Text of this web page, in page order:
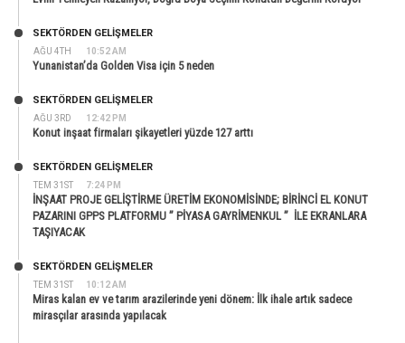
AĞU 4TH 10:52 AM
SEKTÖRDEN GELIŞMELER
Yunanistan’da Golden Visa için 5 neden
AĞU 3RD 12:42 PM
SEKTÖRDEN GELIŞMELER
Konut inşaat firmaları şikayetleri yüzde 127 arttı
TEM 31ST 7:24 PM
SEKTÖRDEN GELIŞMELER
İNŞAAT PROJE GELİŞTİRME ÜRETİM EKONOMİSİNDE; BİRİNCİ EL KONUT
PAZARINI GPPS PLATFORMU ” PİYASA GAYRİMENKUL ” İLE EKRANLARA
TAŞIYACAK
TEM 31ST 10:12 AM
SEKTÖRDEN GELIŞMELER
Miras kalan ev ve tarım arazilerinde yeni dönem: İlk ihale artık sadece
mirasçılar arasında yapılacak